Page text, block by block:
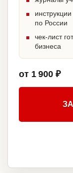
по России
чек-лист
бизнеса
от 1 900 ₽